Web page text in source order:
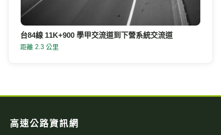
台84線 11K+900 學甲交流道到下營系統交流道
距離 2.3 公里
高速公路資訊網